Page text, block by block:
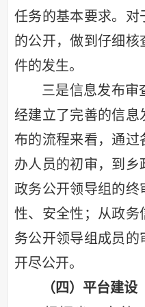
任务的基本要求。对
的公开，做到仔细核
件的发生。
三是信息发布审
经建立了完善的信息
布的流程来看，通过
办人员的初审，到乡
政务公开领导组的终
性、安全性；从政务
务公开领导组成员的
开尽公开。
（四）平台建设